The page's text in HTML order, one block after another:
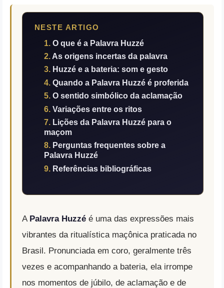
NESTE ARTIGO
O que é a Palavra Huzzé
As origens incertas da palavra
Huzzé e a bateria: som e gesto
Quando a Palavra Huzzé é proferida
O sentido simbólico da aclamação
Variações entre os ritos
Lições da Palavra Huzzé para o
maçom
Perguntas frequentes sobre a
Palavra Huzzé
Referências bibliográficas
A Palavra Huzzéé uma das expressões mais
vibrantes da ritualística maçônica praticada no
Brasil. Pronunciada em coro, geralmente três
vezes e acompanhando a bateria, ela irrompe
nos momentos de júbilo, de aclamação e de